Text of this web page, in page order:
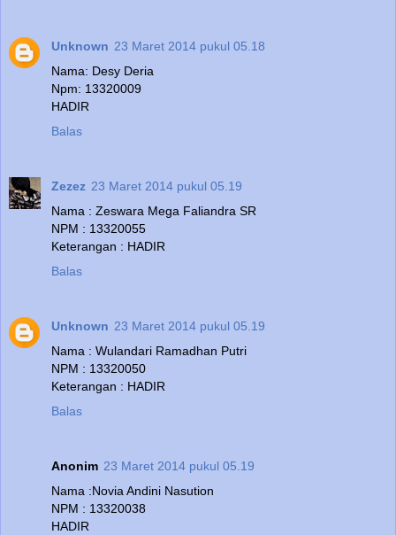
Unknown 23 Maret 2014 pukul 05.18
Nama: Desy Deria
Npm: 13320009
HADIR
Balas
Zezez 23 Maret 2014 pukul 05.19
Nama : Zeswara Mega Faliandra SR
NPM : 13320055
Keterangan : HADIR
Balas
Unknown 23 Maret 2014 pukul 05.19
Nama : Wulandari Ramadhan Putri
NPM : 13320050
Keterangan : HADIR
Balas
Anonim 23 Maret 2014 pukul 05.19
Nama :Novia Andini Nasution
NPM : 13320038
HADIR